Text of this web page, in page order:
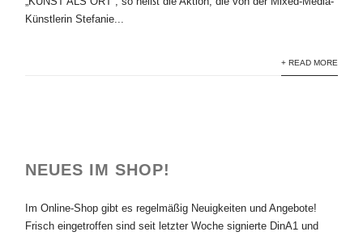
Künstlerin Stefanie...
+ READ MORE
NEUES IM SHOP!
Im Online-Shop gibt es regelmäßig Neuigkeiten und Angebote!
Frisch eingetroffen sind seit letzter Woche signierte DinA1 und